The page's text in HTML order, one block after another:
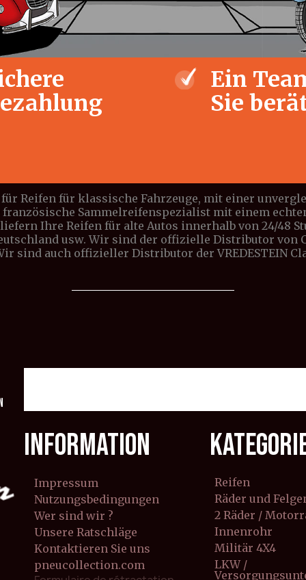
Ein
Sie
Reifen für klassische Fahrzeuge, mit einer
Sammelreifenspezialist mit einem
Ihre Reifen für alte Autos innerhalb von 24/48
usw. Wir sind der offizielle Distributor von
sind auch offizieller Distributor der VREDESTEIN
INFORMATION
Impressum
Nutzungsbedingungen
Wer sind wir ?
Unsere Ratschläge
Kontaktieren Sie uns
pneucollection.com
Reifen
Räder und
2 Räder /
Innenrohr
Militär 4X4
LKW /